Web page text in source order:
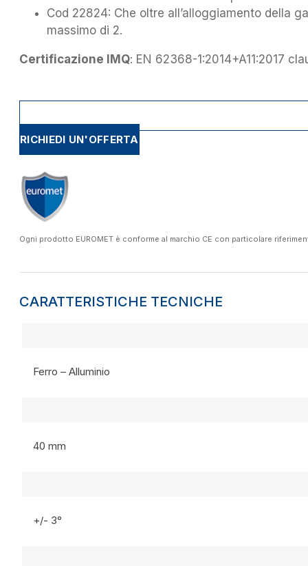
Cod 22824: Che oltre all’alloggiamento della
massimo di 2.
Certificazione IMQ: EN 62368-1:2014+A11:2017
RICHIEDI UN'OFFERTA
Ogni prodotto EUROMET è conforme al marchio CE con particolare
CARATTERISTICHE TECNICHE
Ferro – Alluminio
40 mm
+/- 3°